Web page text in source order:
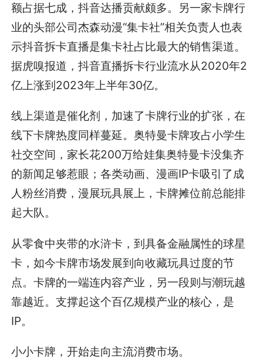
额占据七成，抖音达播贡献颇多。另一家卡牌行
业的头部公司杰森动漫“集卡社”相关负责人也表
示抖音拆卡直播是集卡社占比最大的销售渠道。
据虎嗅报道，抖音直播拆卡行业流水从2020年2
亿上涨到2023年上半年30亿。
线上渠道是催化剂，加速了卡牌行业的扩张，在
线下卡牌热度同样蔓延。奥特曼卡牌攻占小学生
社交空间，家长花200万给娃集奥特曼卡没集齐
的新闻足够惹眼；各类动画、漫画IP卡吸引了成
人粉丝消费，漫展玩具展上，卡牌摊位前总能排
起大队。
从零食中夹带的水浒卡，到具备金融属性的球星
卡，如今卡牌市场发展到向收藏玩具过度的节
点。卡牌的一端连内容产业，另一段则与潮玩越
靠越近。支撑起这个百亿规模产业的核心，是
IP。
小小卡牌，开始走向主流消费市场。